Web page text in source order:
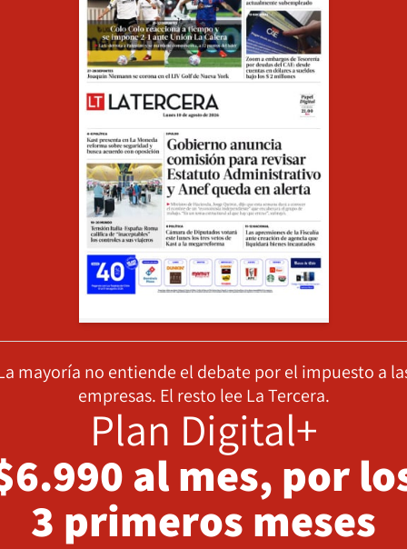
mayoría no entiende el debate por el impuesto a
empresas. El resto lee La Tercera.
Plan Digital+
al mes, por
3 primeros meses